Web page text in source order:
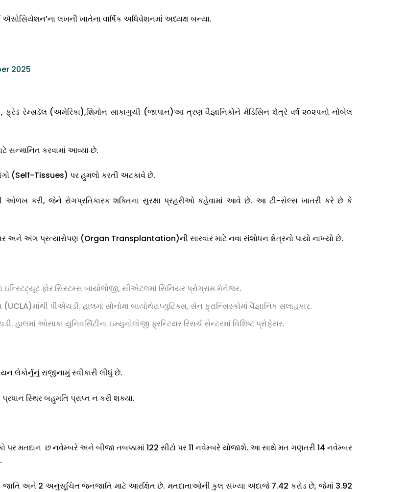
લખનૌ ખાતેના વાર્ષિક અધિવેશનમાં અધ્યક્ષ બન્યા.
2025
રેમ્સડૅલ (અમેરિકા),શિમોન સાકાગુચી (જાપાન)આ ત્રણ વૈજ્ઞાનિકોને મેડિસિન ક્ષેત્રે વર્ષ ૨૦૨૫નો નોબેલ
સન્માનિત કરવામાં આવ્યા છે.
(Self-Tissues) પર હુમલો કરતી અટકાવે છે.
ઓળખ કરી, જેને રોગપ્રતિકારક શક્તિના સુરક્ષા પ્રહરીઓ કહેવામાં આવે છે. આ ટી-સેલ્સ ખાતરી કરે છે કે
અંગ પ્રત્યારોપણ (Organ Transplantation)ની સારવાર માટે નવા સંશોધન ક્ષેત્રનો પાયો નાખ્યો છે.
ઇન્સ્ટિટ્યૂટ ફોર સિસ્ટમ્સ બાયોલોજી, સીએટલમાં સિનિયર પ્રોગ્રામ મેનેજર.
પીએચડી. હાલમાં સોનોમા બાયોથેરાપ્યુટિક્સ, સેન ફ્રાન્સિસ્કોમાં વૈજ્ઞાનિક સલાહકાર.
હાલમાં ઓસાકા યુનિવર્સિટીના ઇમ્યુનોલોજી ફ્રન્ટિયર રિસર્ચ સેન્ટરમાં વિશિષ્ટ પ્રોફેસર.
લેકોર્નુનું રાજીનામું સ્વીકારી લીધું છે.
સ્થિર બહુમતિ પ્રાપ્ત ન કરી શક્યા.
પર મતદાન છ નવેમ્બરે અને બીજા તબક્કામાં 122 સીટો પર 11 નવેમ્બરે યોજાશે. આ સાથે મત ગણતરી 14 નવેમ્બર
જાતિ અને 2 અનુસૂચિત જનજાતિ માટે આરક્ષિત છે. મતદાતાઓની કુલ સંખ્યા અંદાજે 7.42 કરોડ છે, જેમાં 3.92